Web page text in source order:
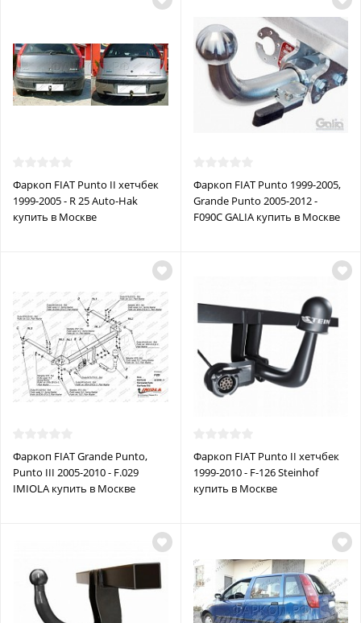
Фаркоп FIAT Punto II хетчбек
1999-2005 - R 25 Auto-Hak
купить в Москве
Фаркоп FIAT Punto 1999-2005,
Grande Punto 2005-2012 -
F090C GALIA купить в Москве
Фаркоп FIAT Grande Punto,
Punto III 2005-2010 - F.029
IMIOLA купить в Москве
Фаркоп FIAT Punto II хетчбек
1999-2010 - F-126 Steinhof
купить в Москве